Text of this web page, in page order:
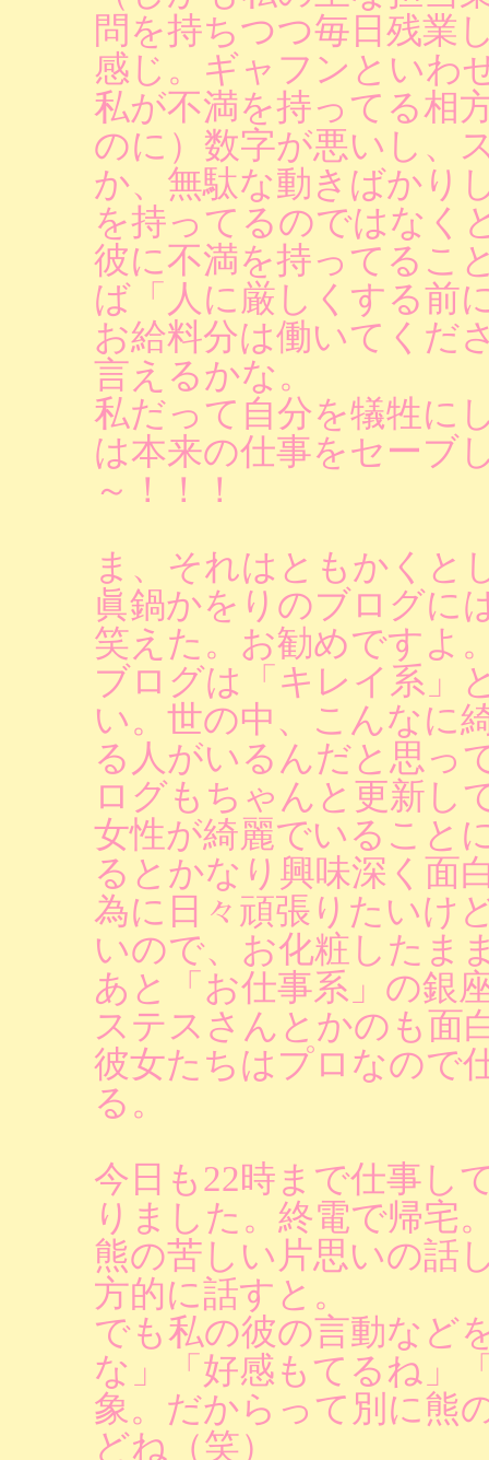
問を持ちつつ毎日残業
感じ。ギャフンといわ
私が不満を持ってる相
のに）数字が悪いし、
か、無駄な動きばかり
を持ってるのではなく
彼に不満を持ってるこ
ば「人に厳しくする前
お給料分は働いてくだ
言えるかな。
私だって自分を犠牲に
は本来の仕事をセーブ
～！！！
ま、それはともかくと
眞鍋かをりのブログに
笑えた。お勧めですよ
ブログは「キレイ系」
い。世の中、こんなに
る人がいるんだと思っ
ログもちゃんと更新し
女性が綺麗でいること
るとかなり興味深く面
為に日々頑張りたいけ
いので、お化粧したま
あと「お仕事系」の銀
ステスさんとかのも面
彼女たちはプロなので
る。
今日も22時まで仕事し
りました。終電で帰宅
熊の苦しい片思いの話
方的に話すと。
でも私の彼の言動など
な」「好感もてるね」
象。だからって別に熊
どね（笑）